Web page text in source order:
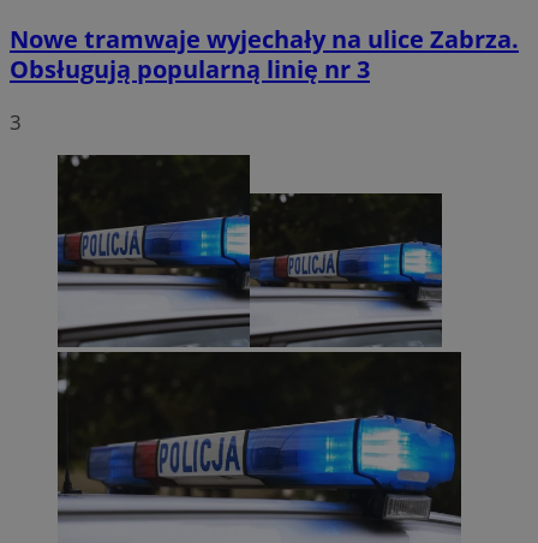
Nowe tramwaje wyjechały na ulice Zabrza.
Obsługują popularną linię nr 3
3